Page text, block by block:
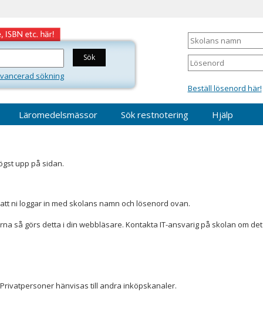
Skolans
namn
Lösenord
Beställ lösenord här!
sökning
Läromedelsmässor Sök restnotering Hjälp
upp på sidan.
ni loggar in med skolans namn och lösenord ovan.
så görs detta i din webbläsare. Kontakta IT-ansvarig på skolan om det
hänvisas till andra inköpskanaler.